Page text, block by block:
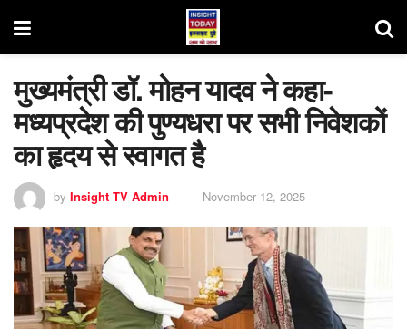
मुख्यमंत्री डॉ. मोहन यादव ने कहा-
मध्यप्रदेश की पुण्यधरा पर सभी निवेशकों
का हृदय से स्वागत है
by Insight TV Admin November 12, 2025